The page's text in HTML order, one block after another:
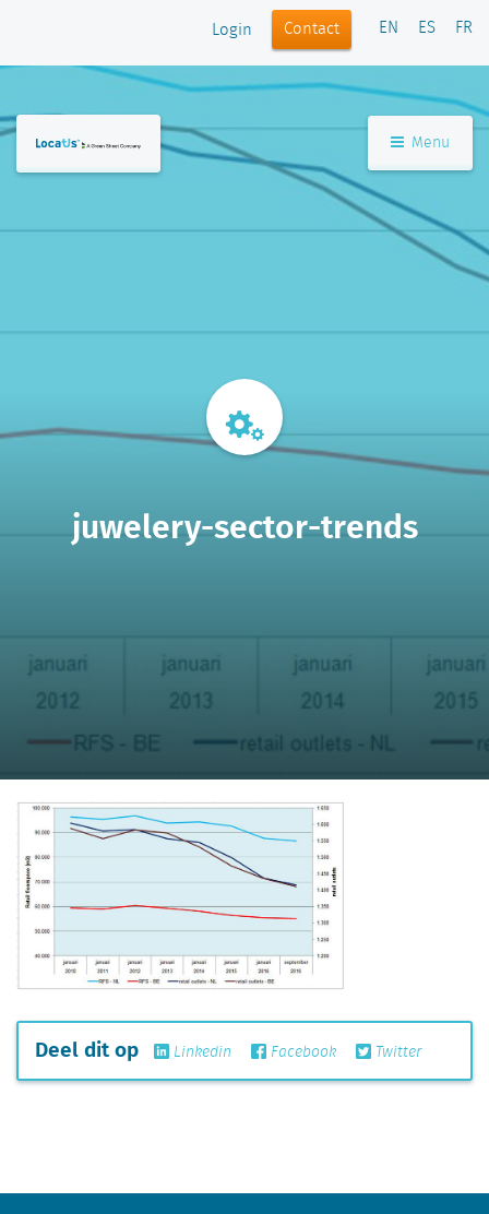
Login Contact EN ES FR
Menu
juwelery-sector-trends
Deel dit op Linkedin Facebook Twitter